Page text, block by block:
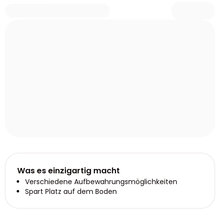
Was es einzigartig macht
Verschiedene Aufbewahrungsmöglichkeiten
Spart Platz auf dem Boden